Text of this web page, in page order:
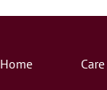
Home Care